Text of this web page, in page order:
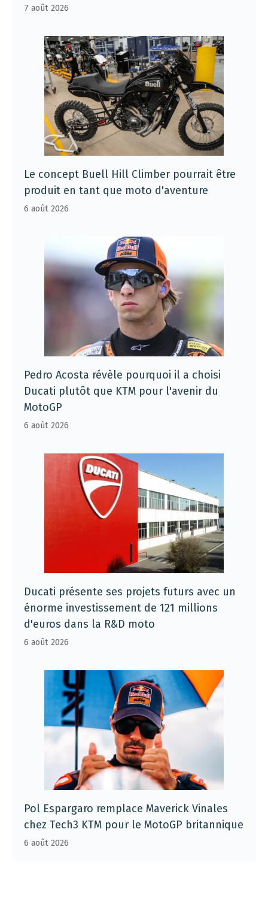
7 août 2026
Le concept Buell Hill Climber pourrait être
produit en tant que moto d'aventure
6 août 2026
Pedro Acosta révèle pourquoi il a choisi
Ducati plutôt que KTM pour l'avenir du
MotoGP
6 août 2026
Ducati présente ses projets futurs avec un
énorme investissement de 121 millions
d'euros dans la R&D moto
6 août 2026
Pol Espargaro remplace Maverick Vinales
chez Tech3 KTM pour le MotoGP britannique
6 août 2026